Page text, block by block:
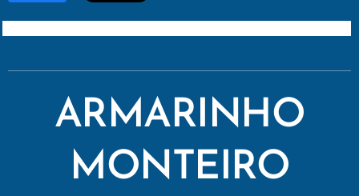
ARMARINHO
MONTEIRO